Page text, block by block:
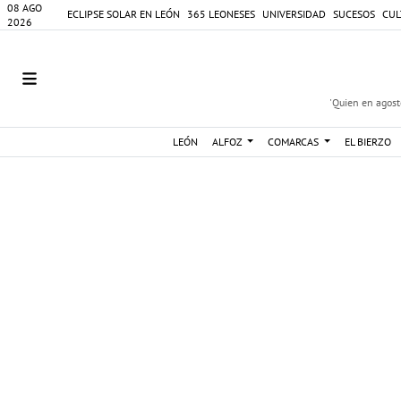
08 AGO
2026
ECLIPSE SOLAR EN LEÓN 365 LEONESES UNIVERSIDAD SUCESOS
'Quien en
LEÓN ALFOZ COMARCAS EL BIERZO